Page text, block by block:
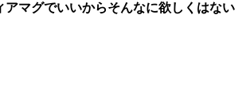
マグでいいからそんなに欲しくはない